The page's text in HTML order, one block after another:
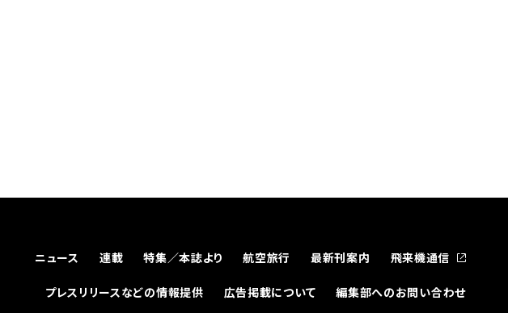
ニュース 連載 特集／本誌より 航空旅行 最新刊案内 飛来機通信
プレスリリースなどの情報提供 広告掲載について 編集部へのお問い合わせ